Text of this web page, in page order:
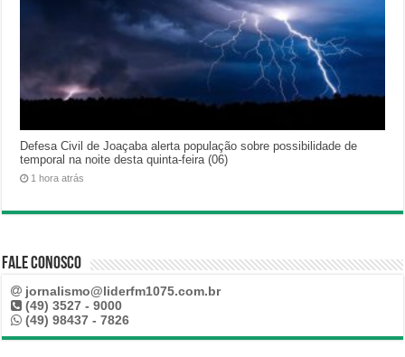
Defesa Civil de Joaçaba alerta população sobre possibilidade de
temporal na noite desta quinta-feira (06)
1 hora atrás
Fale Conosco
jornalismo@liderfm1075.com.br
(49) 3527 - 9000
(49) 98437 - 7826